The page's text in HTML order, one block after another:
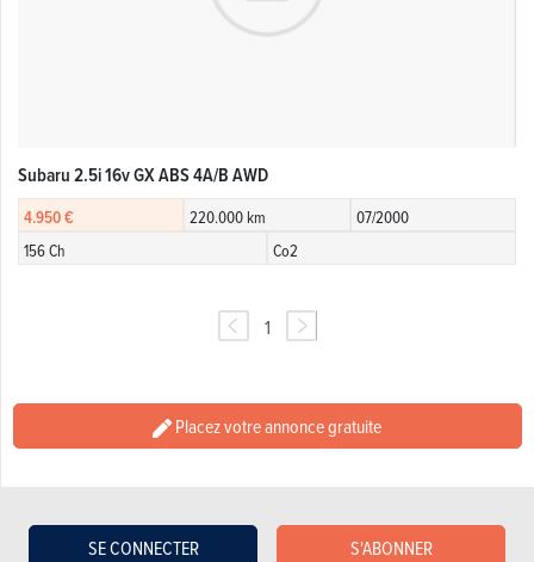
SE CONNECTER S'ABONNER
Subaru 2.5i 16v GX ABS 4A/B AWD
4.950 € 220.000 km
07/2000
156 Ch
Co2
1
Placez votre annonce gratuite